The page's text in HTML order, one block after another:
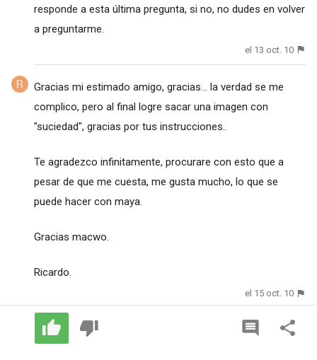
responde a esta última pregunta, si no, no dudes en volver
a preguntarme.
el 13 oct. 10
Gracias mi estimado amigo, gracias... la verdad se me
complico, pero al final logre sacar una imagen con
"suciedad", gracias por tus instrucciones..
Te agradezco infinitamente, procurare con esto que a
pesar de que me cuesta, me gusta mucho, lo que se
puede hacer con maya.
Gracias macwo.
Ricardo.
el 15 oct. 10